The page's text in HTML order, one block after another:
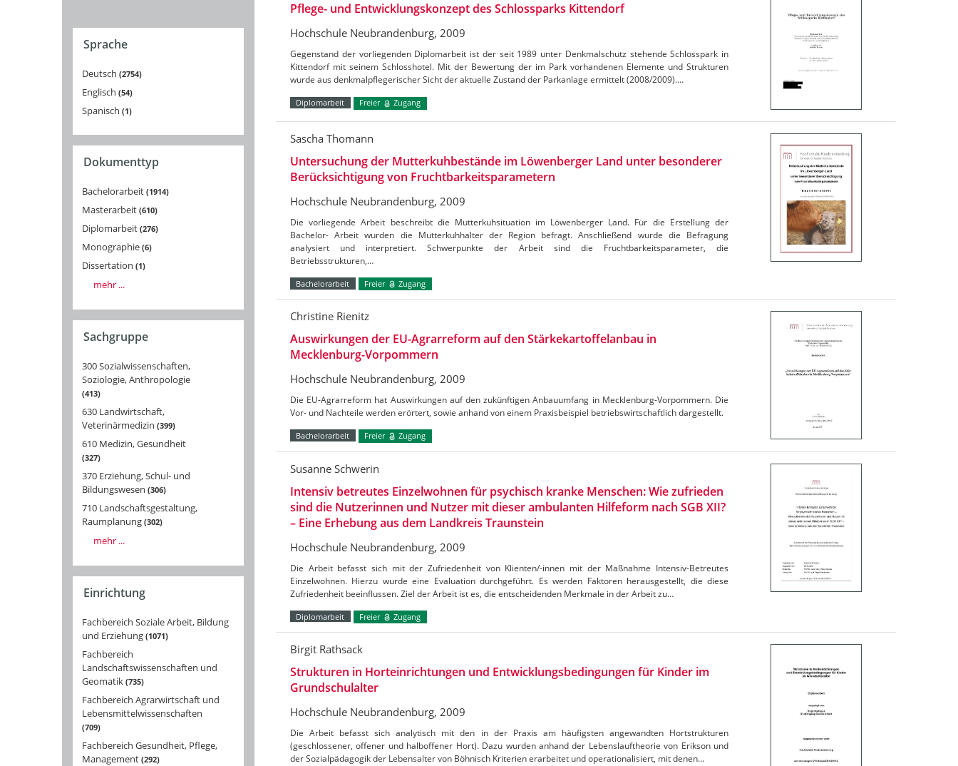
Sprache
Deutsch 2754
Englisch 54
Spanisch 1
Dokumenttyp
Bachelorarbeit 1914
Masterarbeit 610
Diplomarbeit 276
Monographie 6
Dissertation 1
mehr ...
Sachgruppe
300 Sozialwissenschaften,
Soziologie, Anthropologie
413
630 Landwirtschaft,
Veterinärmedizin 399
610 Medizin, Gesundheit
327
370 Erziehung, Schul- und
Bildungswesen 306
710 Landschaftsgestaltung,
Raumplanung 302
mehr ...
Einrichtung
Fachbereich Soziale Arbeit, Bildung
und Erziehung 1071
Fachbereich
Landschaftswissenschaften und
Geomatik 735
Fachbereich Agrarwirtschaft und
Lebensmittelwissenschaften
709
Fachbereich Gesundheit, Pflege,
Management 292
Pflege- und Entwicklungskonzept des Schlossparks Kittendorf
Hochschule Neubrandenburg, 2009
Gegenstand der vorliegenden Diplomarbeit ist der seit 1989 unter Denkmalschutz stehende Schlosspark in
Kittendorf mit seinem Schlosshotel. Mit der Bewertung der im Park vorhandenen Elemente und Strukturen
wurde aus denkmalpflegerischer Sicht der aktuelle Zustand der Parkanlage ermittelt (2008/2009).…
Diplomarbeit Freier Zugang
Sascha Thomann
Untersuchung der Mutterkuhbestände im Löwenberger Land unter besonderer
Berücksichtigung von Fruchtbarkeitsparametern
Hochschule Neubrandenburg, 2009
Die vorliegende Arbeit beschreibt die Mutterkuhsituation im Löwenberger Land. Für die Erstellung der
Bachelor- Arbeit wurden die Mutterkuhhalter der Region befragt. Anschließend wurde die Befragung
analysiert und interpretiert. Schwerpunkte der Arbeit sind die Fruchtbarkeitsparameter, die
Betriebsstrukturen,…
Bachelorarbeit Freier Zugang
Christine Rienitz
Auswirkungen der EU-Agrarreform auf den Stärkekartoffelanbau in
Mecklenburg-Vorpommern
Hochschule Neubrandenburg, 2009
Die EU-Agrarreform hat Auswirkungen auf den zukünftigen Anbauumfang in Mecklenburg-Vorpommern. Die
Vor- und Nachteile werden erörtert, sowie anhand von einem Praxisbeispiel betriebswirtschaftlich dargestellt.
Bachelorarbeit Freier Zugang
Susanne Schwerin
Intensiv betreutes Einzelwohnen für psychisch kranke Menschen: Wie zufrieden
sind die Nutzerinnen und Nutzer mit dieser ambulanten Hilfeform nach SGB XII?
– Eine Erhebung aus dem Landkreis Traunstein
Hochschule Neubrandenburg, 2009
Die Arbeit befasst sich mit der Zufriedenheit von Klienten/-innen mit der Maßnahme Intensiv-Betreutes
Einzelwohnen. Hierzu wurde eine Evaluation durchgeführt. Es werden Faktoren herausgestellt, die diese
Zufriedenheit beeinflussen. Ziel der Arbeit ist es, die entscheidenden Merkmale in der Arbeit zu…
Diplomarbeit Freier Zugang
Birgit Rathsack
Strukturen in Horteinrichtungen und Entwicklungsbedingungen für Kinder im
Grundschulalter
Hochschule Neubrandenburg, 2009
Die Arbeit befasst sich analytisch mit den in der Praxis am häufigsten angewandten Hortstrukturen
(geschlossener, offener und halboffener Hort). Dazu wurden anhand der Lebenslauftheorie von Erikson und
der Sozialpädagogik der Lebensalter von Böhnisch Kriterien erarbeitet und operationalisiert, mit denen…